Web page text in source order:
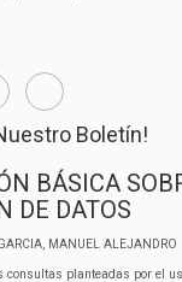
Boletín!
BÁSICA
DE DATOS
MANUEL ALEJANDRO
consultas planteadas por el